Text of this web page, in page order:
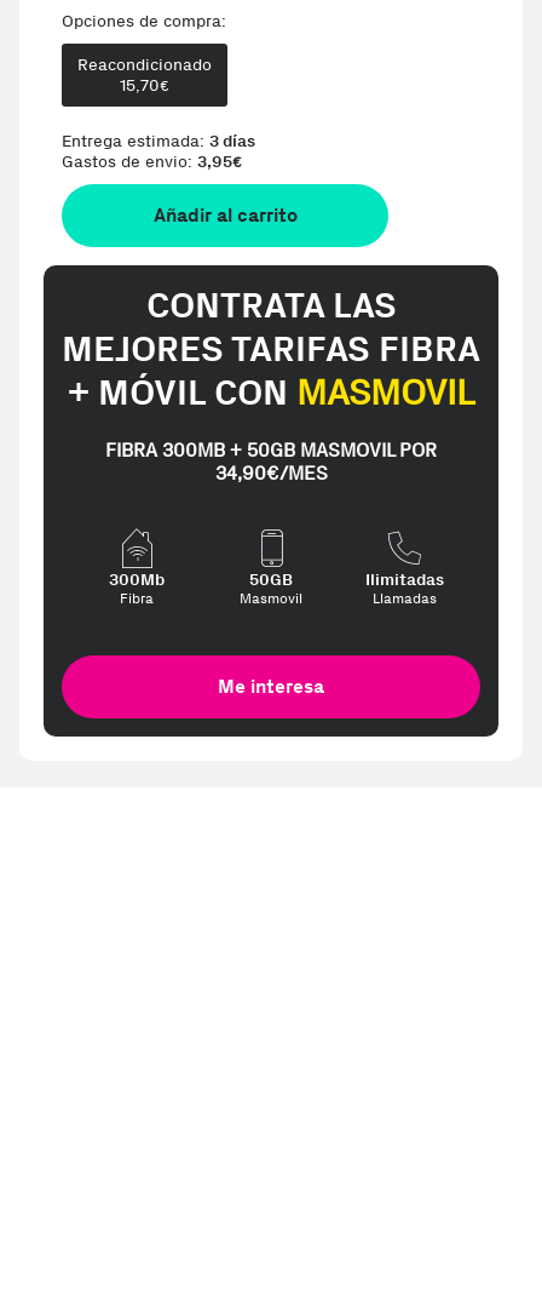
Opciones de compra:
Reacondicionado
15,70€
Entrega estimada: 3 días
Gastos de envio: 3,95€
Añadir al carrito
CONTRATA LAS
MEJORES TARIFAS FIBRA
+ MÓVIL CON MASMOVIL
FIBRA 300MB + 50GB MASMOVIL POR
34,90€/MES
300Mb
Fibra
50GB
Masmovil
Ilimitadas
Llamadas
Me interesa